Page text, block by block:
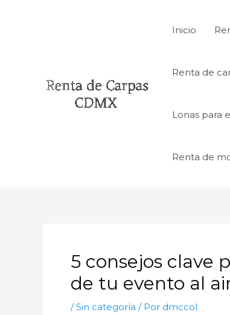
Inicio
Renta de
Lonas para
Renta de
5 consejos clave
de tu evento al
/Sin categoría / Por dmccol